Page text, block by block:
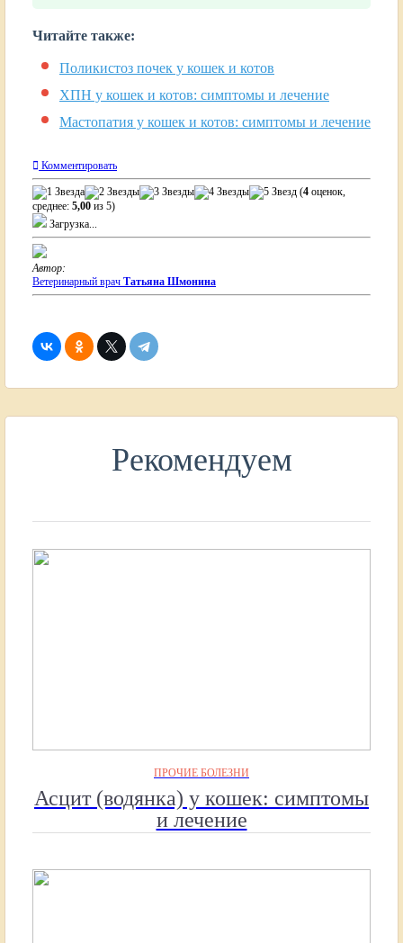
Читайте также:
Поликистоз почек у кошек и котов
ХПН у кошек и котов: симптомы и лечение
Мастопатия у кошек и котов: симптомы и лечение
Комментировать
(4 оценок,
среднее: 5,00 из 5)
Загрузка...
Автор:
Ветеринарный врач Татьяна Шмонина
Рекомендуем
ПРОЧИЕ БОЛЕЗНИ
Асцит (водянка) у кошек: симптомы
и лечение